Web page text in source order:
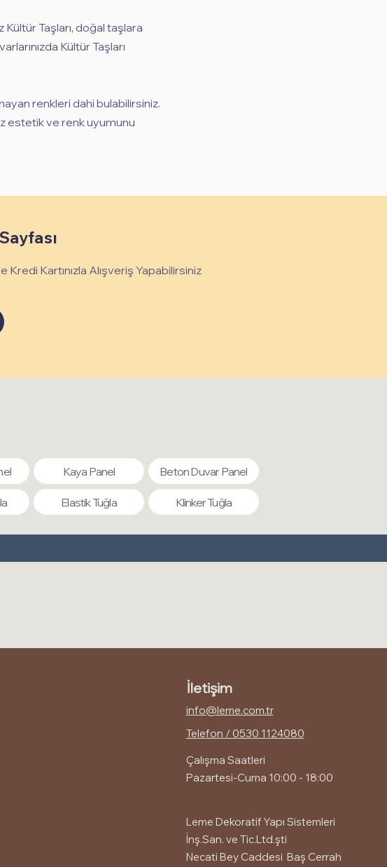
Taşları, doğal taşlara
Kültür Taşları
renkleri dahi bulabilirsiniz.
estetik ve renk uyumunu
Kredi Kartınızla Alışveriş Yapabilirsiniz
Kaya Panel Beton Duvar Panel
Elastik Tuğla Klinker Tuğla
İletişim
info@leme.com.tr
Telefon / 0530 1124080
Çalışma Saatleri
Pazartesi-Cuma 10:00 - 18:00
Leme Dekoratif Yapı Sistemleri
İnş.San. ve Tic.Ltd.şti
Necati Bey Caddesi Baş Cerrah